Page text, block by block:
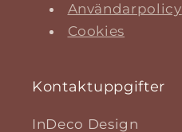
Användarpolicy
Cookies
Kontaktuppgifter
InDeco Design